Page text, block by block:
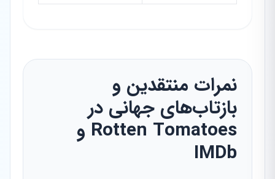
نمرات منتقدین و
بازتاب‌های جهانی در
Rotten Tomatoes و
IMDb